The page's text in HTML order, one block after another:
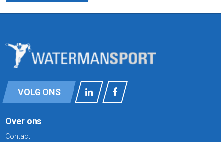
VOLG ONS
Over ons
Contact